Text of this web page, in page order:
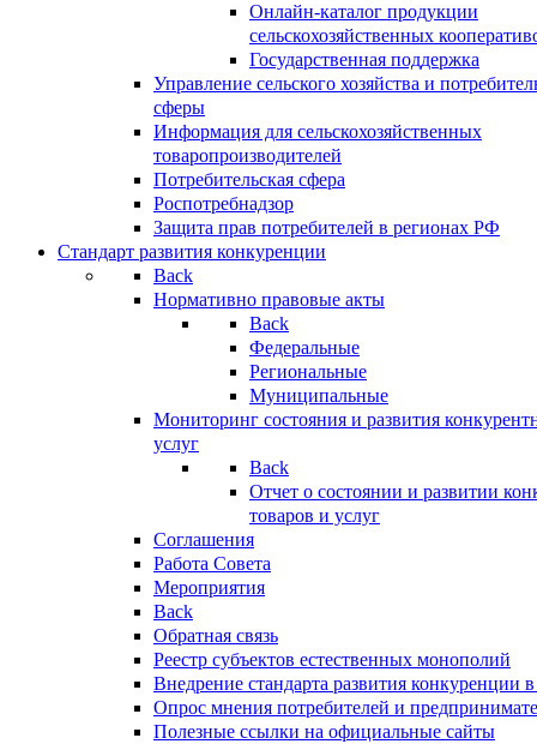
Онлайн-каталог продукции
сельскохозяйственных
Государственная поддержка
Управление сельского хозяйства и
сферы
Информация для сельскохозяйственных
товаропроизводителей
Потребительская сфера
Роспотребнадзор
Защита прав потребителей в регионах РФ
Стандарт развития конкуренции
Back
Нормативно правовые акты
Back
Федеральные
Региональные
Муниципальные
Мониторинг состояния и развития
услуг
Back
Отчет о состоянии и развитии
товаров и услуг
Соглашения
Работа Совета
Мероприятия
Back
Обратная связь
Реестр субъектов естественных монополий
Внедрение стандарта развития конкуренции
Опрос мнения потребителей и
Полезные ссылки на официальные сайты